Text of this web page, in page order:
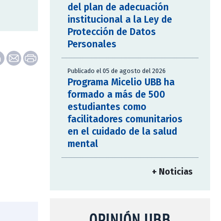
del plan de adecuación
institucional a la Ley de
Protección de Datos
Personales
Publicado el 05 de agosto del 2026
Programa Micelio UBB ha
formado a más de 500
estudiantes como
facilitadores comunitarios
en el cuidado de la salud
mental
+ Noticias